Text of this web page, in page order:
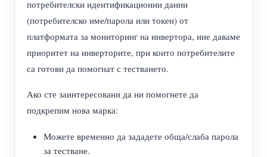
потребителски идентификационни данни
(потребителско име/парола или токен) от
платформата за мониторинг на инвертора, ние даваме
приоритет на инверторите, при които потребителите
са готови да помогнат с тестването.
Ако сте заинтересовани да ни помогнете да
подкрепим нова марка:
Можете временно да зададете обща/слаба парола
за тестване.